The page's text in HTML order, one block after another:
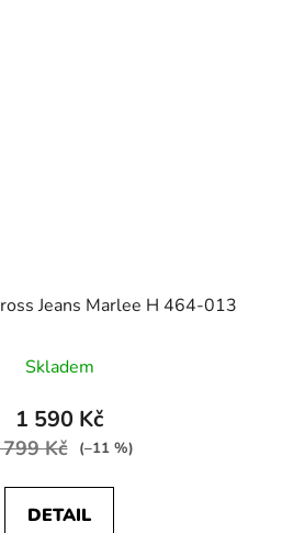
Jeans Marlee H 464-013
Skladem
1 590 Kč
Kč (–11 %)
DETAIL